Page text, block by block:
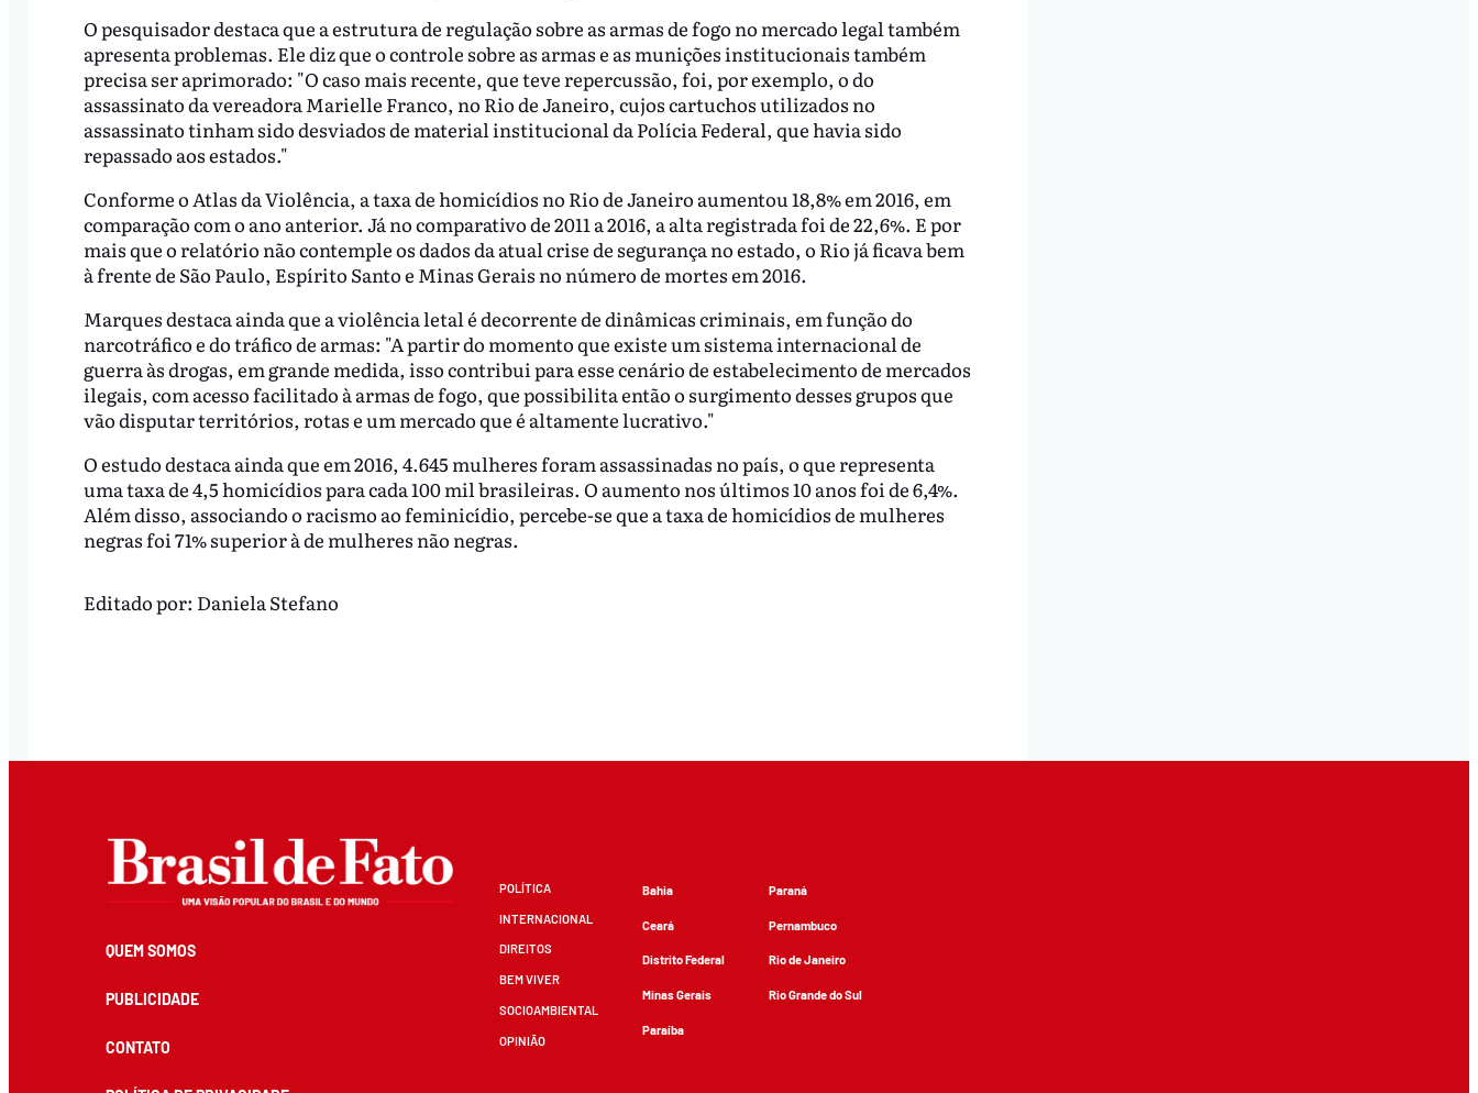
O pesquisador destaca que a estrutura de regulação sobre as armas de fogo no mercado legal também
apresenta problemas. Ele diz que o controle sobre as armas e as munições institucionais também
precisa ser aprimorado: "O caso mais recente, que teve repercussão, foi, por exemplo, o do
assassinato da vereadora Marielle Franco, no Rio de Janeiro, cujos cartuchos utilizados no
assassinato tinham sido desviados de material institucional da Polícia Federal, que havia sido
repassado aos estados."
Conforme o Atlas da Violência, a taxa de homicídios no Rio de Janeiro aumentou 18,8% em 2016, em
comparação com o ano anterior. Já no comparativo de 2011 a 2016, a alta registrada foi de 22,6%. E por
mais que o relatório não contemple os dados da atual crise de segurança no estado, o Rio já ficava bem
à frente de São Paulo, Espírito Santo e Minas Gerais no número de mortes em 2016.
Marques destaca ainda que a violência letal é decorrente de dinâmicas criminais, em função do
narcotráfico e do tráfico de armas: "A partir do momento que existe um sistema internacional de
guerra às drogas, em grande medida, isso contribui para esse cenário de estabelecimento de mercados
ilegais, com acesso facilitado à armas de fogo, que possibilita então o surgimento desses grupos que
vão disputar territórios, rotas e um mercado que é altamente lucrativo."
O estudo destaca ainda que em 2016, 4.645 mulheres foram assassinadas no país, o que representa
uma taxa de 4,5 homicídios para cada 100 mil brasileiras. O aumento nos últimos 10 anos foi de 6,4%.
Além disso, associando o racismo ao feminicídio, percebe-se que a taxa de homicídios de mulheres
negras foi 71% superior à de mulheres não negras.
Editado por: Daniela Stefano
QUEM SOMOS
PUBLICIDADE
CONTATO
POLÍTICA
INTERNACIONAL
DIREITOS
BEM VIVER
SOCIOAMBIENTAL
OPINIÃO
Bahia
Ceará
Distrito Federal
Minas Gerais
Paraíba
Paraná
Pernambuco
Rio de Janeiro
Rio Grande do Sul